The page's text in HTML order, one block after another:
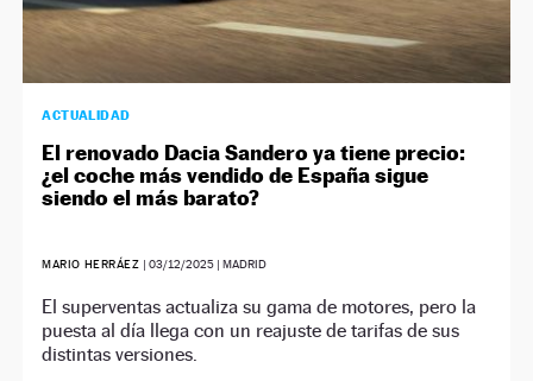
ACTUALIDAD
El renovado Dacia Sandero ya tiene precio:
¿el coche más vendido de España sigue
siendo el más barato?
MARIO HERRÁEZ | 03/12/2025| MADRID
El superventas actualiza su gama de motores, pero la
puesta al día llega con un reajuste de tarifas de sus
distintas versiones.